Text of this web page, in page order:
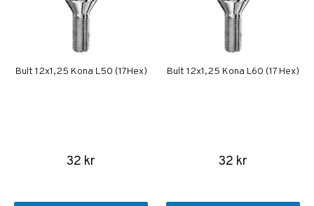
Bult 12x1,25 Kona L50 (17Hex)
32 kr
Bult 12x1,25 Kona L60 (17 Hex)
32 kr